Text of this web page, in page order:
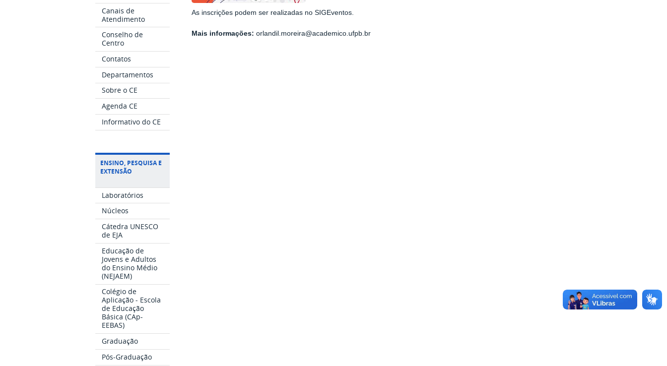
Canais de
Atendimento
Conselho de
Centro
Contatos
Departamentos
Sobre o CE
Agenda CE
Informativo do CE
ENSINO, PESQUISA E
EXTENSÃO
Laboratórios
Núcleos
Cátedra UNESCO
de EJA
Educação de
Jovens e Adultos
do Ensino Médio
(NEJAEM)
Colégio de
Aplicação - Escola
de Educação
Básica (CAp-
EEBAS)
Graduação
Pós-Graduação
As inscrições podem ser realizadas no SIGEventos.
Mais informações:orlandil.moreira@academico.ufpb.br